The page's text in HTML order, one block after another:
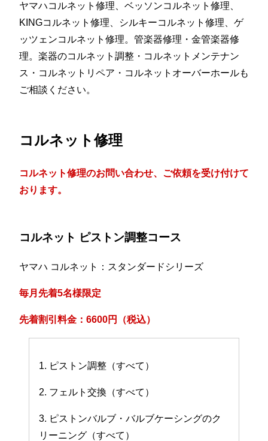
ヤマハコルネット修理、ベッソンコルネット修理、
KINGコルネット修理、シルキーコルネット修理、ゲ
ッツェンコルネット修理。管楽器修理・金管楽器修
理。楽器のコルネット調整・コルネットメンテナン
ス・コルネットリペア・コルネットオーバーホールも
ご相談ください。
コルネット修理
コルネット修理のお問い合わせ、ご依頼を受け付けて
おります。
コルネット ピストン調整コース
ヤマハ コルネット：スタンダードシリーズ
毎月先着5名様限定
先着割引料金：6600円（税込）
1. ピストン調整（すべて）
2. フェルト交換（すべて）
3. ピストンバルブ・バルブケーシングのク
リーニング（すべて）